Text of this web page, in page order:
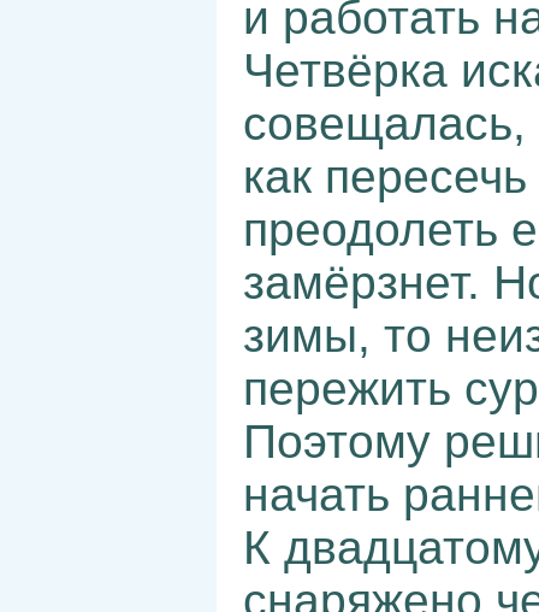
и работать
Четвёрка
как
преодолеть
замёрзнет.
зимы, то
пережить
Поэтому
начать
К
снаряжено